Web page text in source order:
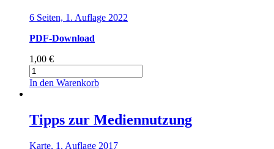
6 Seiten, 1. Auflage 2022
PDF-Download
1,00 €
Tipps
für
gesunden
Aufwachsen
5-
In den Warenkorb
Tipps zur Mediennutzung
Karte, 1. Auflage 2017